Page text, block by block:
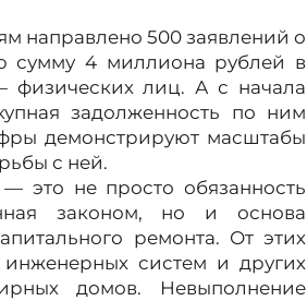
направлено 500 заявлений о
сумму 4 миллиона рублей в
физических лиц. А с начала
задолженность по ним
демонстрируют масштабы
с ней.
это не просто обязанность
законом, но и основа
ремонта. От этих
систем и других
домов. Невыполнение